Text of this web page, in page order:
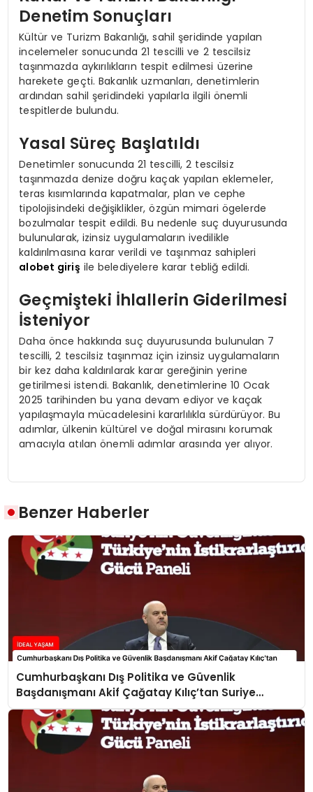
Denetim Sonuçları
Kültür ve Turizm Bakanlığı, sahil şeridinde yapılan
incelemeler sonucunda 21 tescilli ve 2 tescilsiz
taşınmazda aykırılıkların tespit edilmesi üzerine
harekete geçti. Bakanlık uzmanları, denetimlerin
ardından sahil şeridindeki yapılarla ilgili önemli
tespitlerde bulundu.
Yasal Süreç Başlatıldı
Denetimler sonucunda 21 tescilli, 2 tescilsiz
taşınmazda denize doğru kaçak yapılan eklemeler,
teras kısımlarında kapatmalar, plan ve cephe
tipolojisindeki değişiklikler, özgün mimari ögelerde
bozulmalar tespit edildi. Bu nedenle suç duyurusunda
bulunularak, izinsiz uygulamaların ivedilikle
kaldırılmasına karar verildi ve taşınmaz sahipleri
alobet giriş ile belediyelere karar tebliğ edildi.
Geçmişteki İhlallerin Giderilmesi
İsteniyor
Daha önce hakkında suç duyurusunda bulunulan 7
tescilli, 2 tescilsiz taşınmaz için izinsiz uygulamaların
bir kez daha kaldırılarak karar gereğinin yerine
getirilmesi istendi. Bakanlık, denetimlerine 10 Ocak
2025 tarihinden bu yana devam ediyor ve kaçak
yapılaşmayla mücadelesini kararlılıkla sürdürüyor. Bu
adımlar, ülkenin kültürel ve doğal mirasını korumak
amacıyla atılan önemli adımlar arasında yer alıyor.
Benzer Haberler
Cumhurbaşkanı Dış Politika ve Güvenlik
Başdanışmanı Akif Çağatay Kılıç’tan Suriye
Panelinde Önemli Açıklamalar